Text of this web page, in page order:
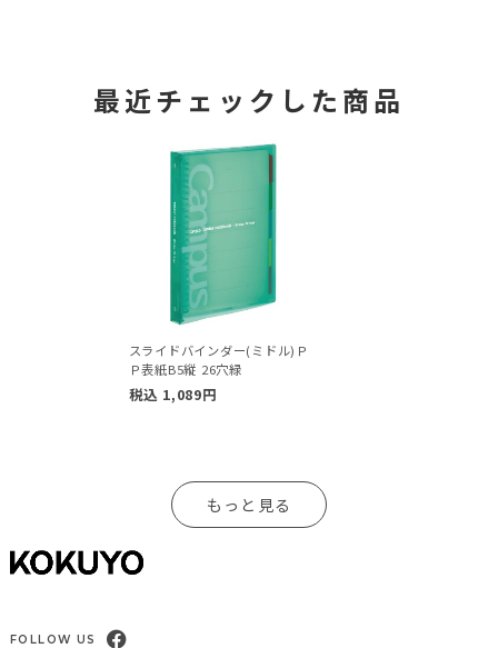
最近チェックした商品
スライドバインダー(ミドル)Ｐ
Ｐ表紙B5縦 26穴緑
税込 1,089円
もっと見る
FOLLOW US